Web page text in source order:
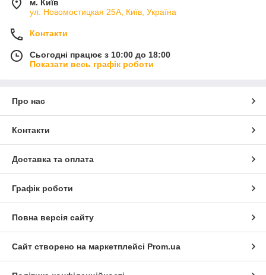
м. Київ
ул. Новомостицкая 25А, Київ, Україна
Контакти
Сьогодні працює з 10:00 до 18:00
Показати весь графік роботи
Про нас
Контакти
Доставка та оплата
Графік роботи
Повна версія сайту
Сайт створено на маркетплейсі Prom.ua